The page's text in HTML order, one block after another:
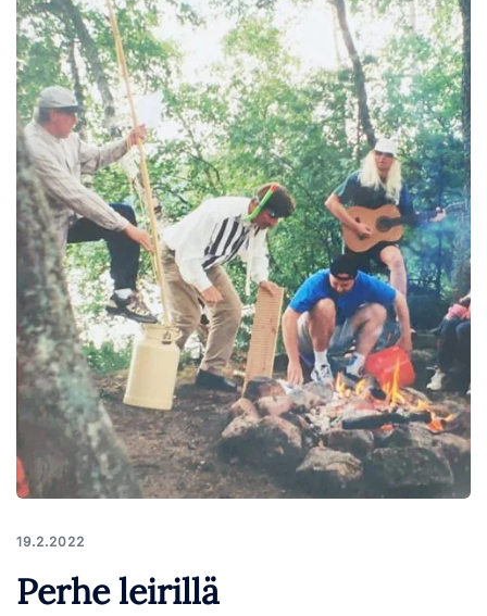
19.2.2022
Perhe leirillä